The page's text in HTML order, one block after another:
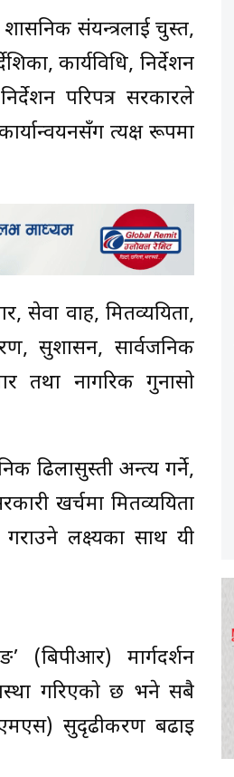
संयन्त्रलाई चुस्त,
कार्यविधि, निर्देशन
परिपत्र सरकारले
प्रत्यक्ष रूपमा
सेवा प्रवाह, मितव्ययिता,
सुशासन, सार्वजनिक
तथा नागरिक गुनासो
ढिलासुस्ती अन्त्य गर्ने,
खर्चमा मितव्ययिता
गराउने लक्ष्यका साथ यी
(बिपीआर) मार्गदर्शन
गरिएको छ भने सबै
सुदृढीकरण बढाइ